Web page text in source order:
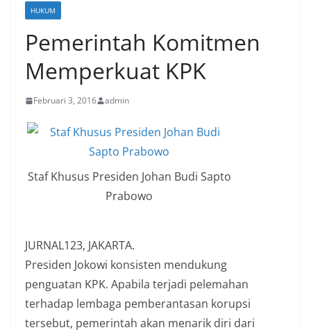
HUKUM
Pemerintah Komitmen
Memperkuat KPK
Februari 3, 2016 admin
Staf Khusus Presiden Johan Budi Sapto
Prabowo
JURNAL123, JAKARTA.
Presiden Jokowi konsisten mendukung
penguatan KPK. Apabila terjadi pelemahan
terhadap lembaga pemberantasan korupsi
tersebut, pemerintah akan menarik diri dari